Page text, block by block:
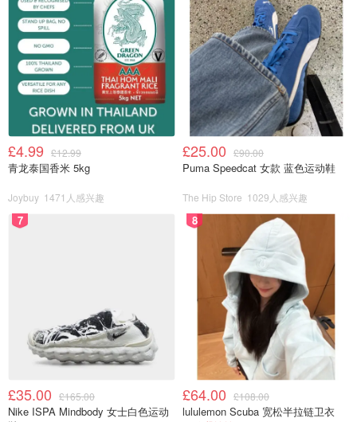
Level等其他资格证书晋升到该级别。
和任何工作一样，雇主也可能会看重其他技能，如团队合作
和沟通，或以前的工作经验。
你赚取的金额也取决于学徒制，但许多公司提供至少20,000
英镑的年薪，在你完成学位后还会上涨。更棒的是，DfE分
析指出，学位学徒毕业一年后的中位年薪高达34,620英镑！
虽然全国中位年薪是37,430英镑，但别忘了，学徒们可是零
负债毕业，这笔钱赚得可比背着巨额贷款的毕业生轻松太多
了！
你将花费约20%的时间学习，80%的时间工作，并在学徒期
结束时获得本科（6级）或硕士（7级）学位。你不仅不需要
学生贷款，还可以在兼职攻读大学课程的同时获得有竞争力
Tritek学院的创始人阿德肖拉·科尔（Adeshola Cole）博士
表示，这笔节省的费用可能非常可观。
“英国大学的学费在三到四年内可能总计27,750至37,000英
镑，”她说。
£4.99 £12.99
青龙泰国香米 5kg
Joybuy 1471人感兴趣
£25.00 £90.00
Puma Speedcat 女款 蓝色运动鞋
The Hip Store 1029人感兴趣
7
£35.00 £165.00
Nike ISPA Mindbody 女士白色运动
8
£64.00 £108.00
lululemon Scuba 宽松半拉链卫衣